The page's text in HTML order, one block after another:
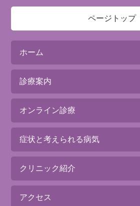
ページトップ
ホーム
診療案内
オンライン診療
症状と考えられる病気
クリニック紹介
アクセス